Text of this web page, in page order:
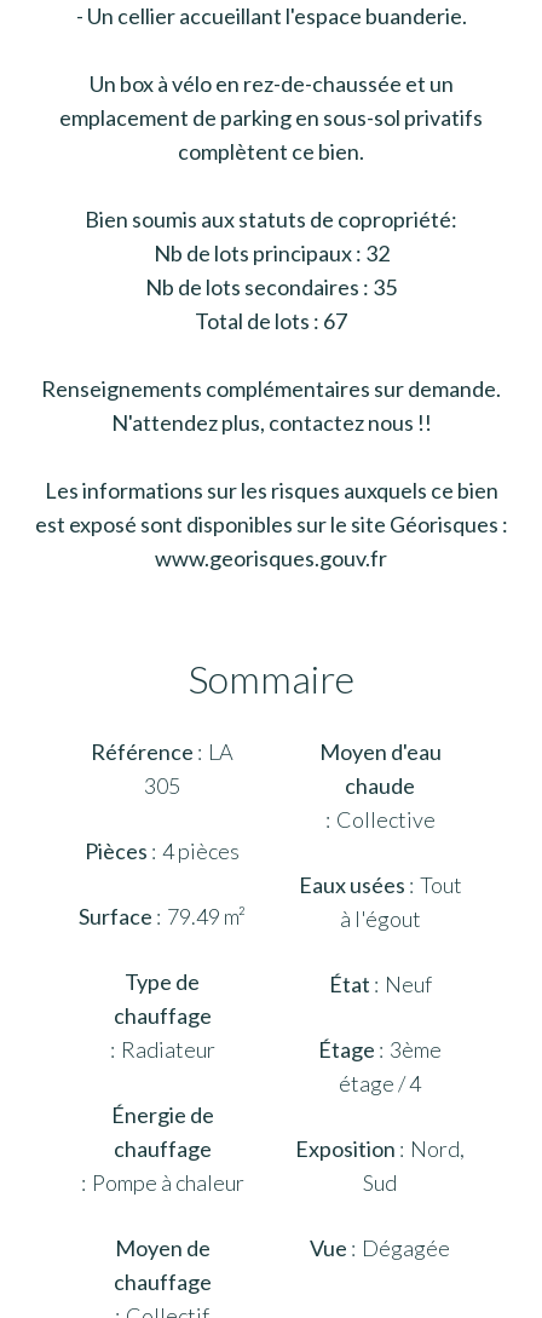
- Un cellier accueillant l'espace buanderie.
Un box à vélo en rez-de-chaussée et un
emplacement de parking en sous-sol privatifs
complètent ce bien.
Bien soumis aux statuts de copropriété:
Nb de lots principaux : 32
Nb de lots secondaires : 35
Total de lots : 67
Renseignements complémentaires sur demande.
N'attendez plus, contactez nous !!
Les informations sur les risques auxquels ce bien
est exposé sont disponibles sur le site Géorisques :
www.georisques.gouv.fr
Sommaire
Référence
LA
305
Pièces 4 pièces
Surface 79.49 m²
Type de
chauffage
Radiateur
Énergie de
chauffage
Pompe à chaleur
Moyen de
chauffage
Moyen d'eau
chaude
Collective
Eaux usées Tout
à l'égout
État Neuf
Étage
3ème
étage / 4
Exposition
Nord,
Sud
Vue Dégagée